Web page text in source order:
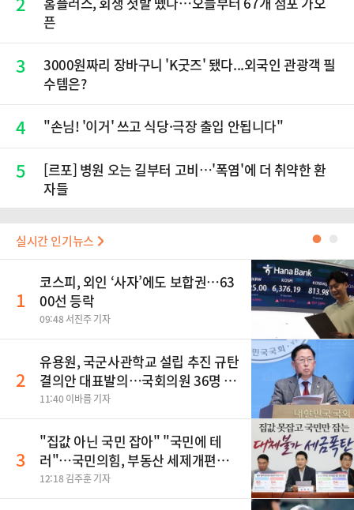
픈
3
3000원짜리 장바구니 'K굿즈' 됐다...외국인 관광객 필
수템은?
4 "손님! '이거' 쓰고 식당·극장 출입 안됩니다"
5
[르포] 병원 오는 길부터 고비…'폭염'에 더 취약한 환
자들
실시간 인기뉴스 ●
1
코스피, 외인 ‘사자’에도 보합권…63
00선 등락
09:48 서진주 기자
2
유용원, 국군사관학교 설립 추진 규탄
결의안 대표발의…국회의원 36명 동
참
11:40 이바름 기자
3
"집값 아닌 국민 잡아" "국민에 테
러"…국민의힘, 부동산 세제개편안
맹폭
12:18 김주훈 기자